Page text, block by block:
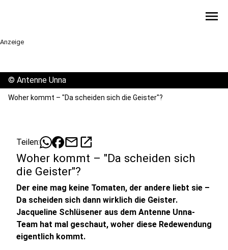
menu
Anzeige
© Antenne Unna
Woher kommt – "Da scheiden sich die Geister"?
Teilen: mailopen_in_new
Woher kommt – "Da scheiden sich
die Geister"?
Der eine mag keine Tomaten, der andere liebt sie –
Da scheiden sich dann wirklich die Geister.
Jacqueline Schlüsener aus dem Antenne Unna-
Team hat mal geschaut, woher diese Redewendung
eigentlich kommt.